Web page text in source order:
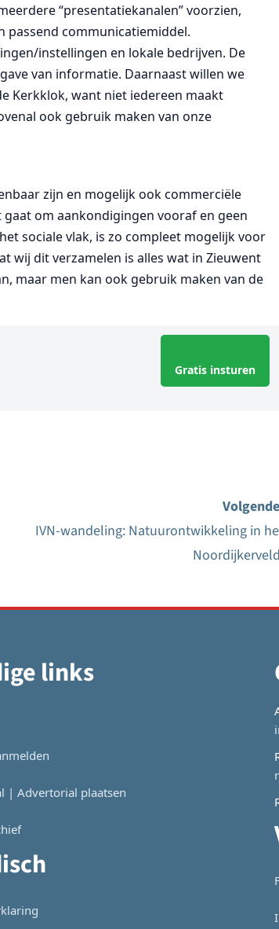
“presentatiekanalen” voorzien,
passend communicatiemiddel.
instellingen en lokale bedrijven. De
van informatie. Daarnaast willen we
Kerkklok, want niet iedereen maakt
ook gebruik maken van onze
zijn en mogelijk ook commerciële
om aankondigingen vooraf en geen
sociale vlak, is zo compleet mogelijk voor
wij dit verzamelen is alles wat in Zieuwent
maar men kan ook gebruik maken van de
Gratis insturen
IVN-wandeling: Natuurontwikkeling in
links
| Advertorial plaatsen